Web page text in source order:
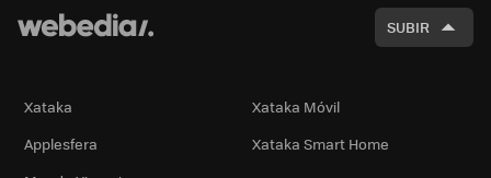
SUBIR
Xataka
Xataka Móvil
Applesfera
Xataka Smart Home